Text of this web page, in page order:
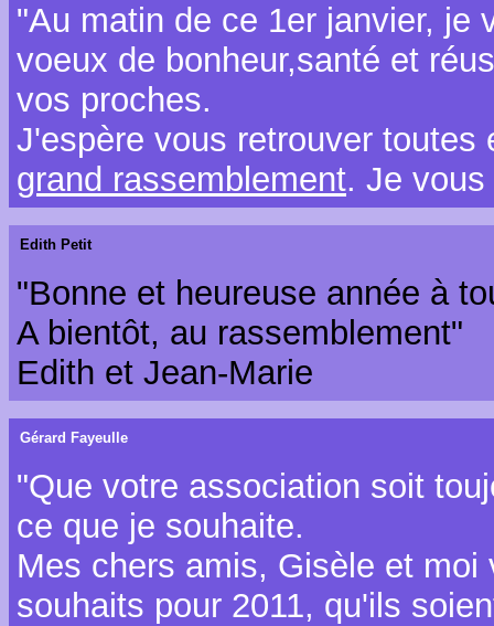
"Au matin de ce 1er janvier, je
voeux de bonheur,santé et
vos proches.
J'espère vous retrouver toutes
grand rassemblement. Je
Edith Petit
"Bonne et heureuse année à
A bientôt, au rassemblement"
Edith et Jean-Marie
Gérard Fayeulle
"Que votre association soit
ce que je souhaite.
Mes chers amis, Gisèle et
souhaits pour 2011, qu'ils